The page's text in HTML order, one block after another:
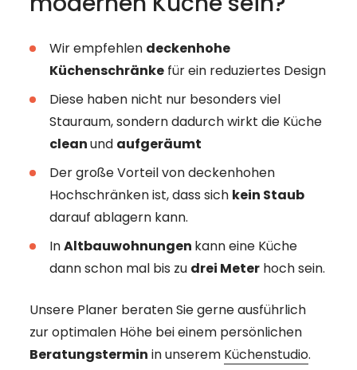
Wir empfehlen deckenhohe
Küchenschränkefür ein reduziertes Design
Diese haben nicht nur besonders viel
Stauraum, sondern dadurch wirkt die Küche
cleanund aufgeräumt
Der große Vorteil von deckenhohen
Hochschränken ist, dass sich kein Staub
darauf ablagern kann.
InAltbauwohnungen kann eine Küche
dann schon mal bis zu drei Meterhoch sein.
Unsere Planer beraten Sie gerne ausführlich
zur optimalen Höhe bei einem persönlichen
Beratungstermin in unserem Küchenstudio.